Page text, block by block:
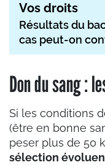
Vos droits
Résultats du
cas peut-on
Don du sang :
Si les conditions
(être en bonne
peser plus de 50
sélection